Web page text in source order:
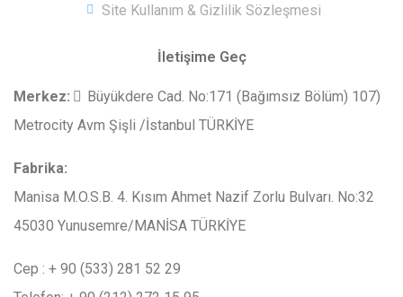
Site Kullanım & Gizlilik Sözleşmesi
İletişime Geç
Merkez:
Büyükdere Cad. No:171 (Bağımsız Bölüm) 107)
Metrocity Avm Şişli /İstanbul TÜRKİYE
Fabrika:
Manisa M.O.S.B. 4. Kısım Ahmet Nazif Zorlu Bulvarı. No:32
45030 Yunusemre/MANİSA TÜRKİYE
Cep : + 90 (533) 281 52 29